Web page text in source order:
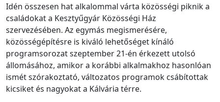
Idén összesen hat alkalommal várta közösségi piknik a
családokat a Kesztyűgyár Közösségi Ház
szervezésében. Az egymás megismerésére,
közösségépítésre is kiváló lehetőséget kínáló
programsorozat szeptember 21-én érkezett utolsó
állomásához, amikor a korábbi alkalmakhoz hasonlóan
ismét szórakoztató, változatos programok csábítottak
kicsiket és nagyokat a Kálvária térre.